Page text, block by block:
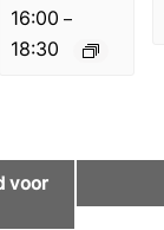
16:00 –
18:30
voor